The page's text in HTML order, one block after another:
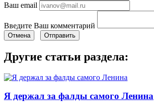
Ваш email
Введите Ваш комментарий
Отмена Отправить
Другие статьи раздела:
Я держал за фалды самого Ленина